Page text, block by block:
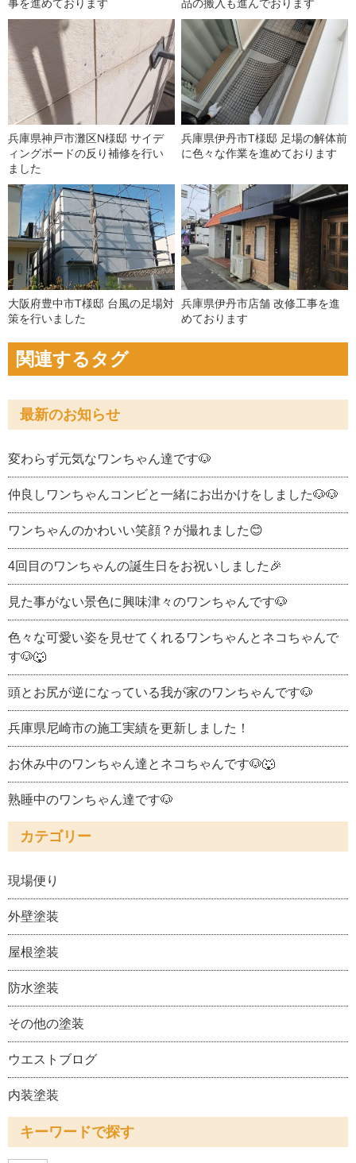
事を進めております 品の搬入も進んでおります
兵庫県神戸市灘区N様邸 サイデ
ィングボードの反り補修を行い
ました
兵庫県伊丹市T様邸 足場の解体前
に色々な作業を進めております
大阪府豊中市T様邸 台風の足場対
策を行いました
兵庫県伊丹市店舗 改修工事を進
めております
関連するタグ
最新のお知らせ
変わらず元気なワンちゃん達です🐶
仲良しワンちゃんコンビと一緒にお出かけをしました🐶🐶
ワンちゃんのかわいい笑顔？が撮れました😊
4回目のワンちゃんの誕生日をお祝いしました🎉
見た事がない景色に興味津々のワンちゃんです🐶
色々な可愛い姿を見せてくれるワンちゃんとネコちゃんで
す🐶🐺
頭とお尻が逆になっている我が家のワンちゃんです🐶
兵庫県尼崎市の施工実績を更新しました！
お休み中のワンちゃん達とネコちゃんです🐶🐺
熟睡中のワンちゃん達です🐶
カテゴリー
現場便り
外壁塗装
屋根塗装
防水塗装
その他の塗装
ウエストブログ
内装塗装
キーワードで探す